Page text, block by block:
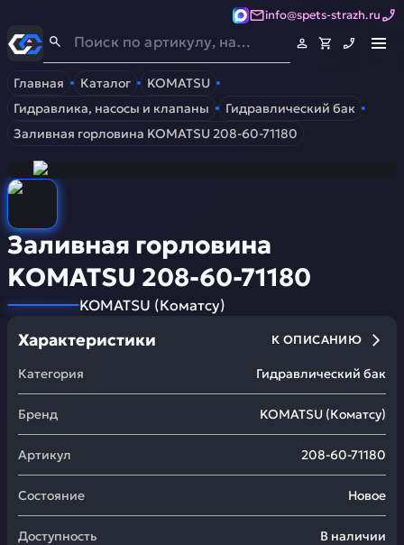
info@spets-strazh.ru
Спец-Страж- Запчасти для спецтехники
Главная Каталог
KOMATSU
Гидравлика, насосы и клапаны
Гидравлический бак
Заливная горловина KOMATSU 208-60-71180
Заливная горловина
KOMATSU 208-60-71180
KOMATSU (Коматсу)
Характеристики К ОПИСАНИЮ
Категория Гидравлический бак
Бренд KOMATSU (Коматсу)
Артикул 208-60-71180
Состояние Новое
Доступность В наличии